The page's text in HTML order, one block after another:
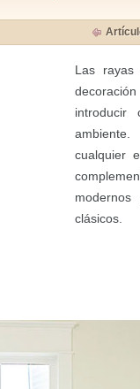
Las rayas
introducir
cualquier
clásicos.